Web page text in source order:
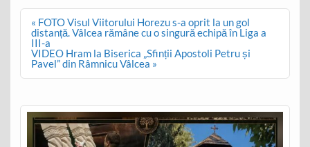
Post
navigation
« FOTO Visul Viitorului Horezu s-a oprit la un gol
distanță. Vâlcea rămâne cu o singură echipă în Liga a
III-a
VIDEO Hram la Biserica „Sfinții Apostoli Petru și
Pavel” din Râmnicu Vâlcea »